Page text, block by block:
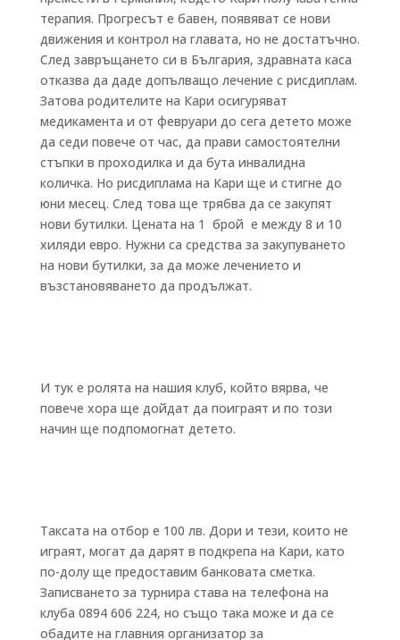
терапия. Прогресът е бавен, появяват се нови
движения и контрол на главата, но не достатъчно.
След завръщането си в България, здравната каса
отказва да даде допълващо лечение с рисдиплам.
Затова родителите на Кари осигуряват
медикамента и от февруари до сега детето може
да седи повече от час, да прави самостоятелни
стъпки в проходилка и да бута инвалидна
количка. Но рисдиплама на Кари ще и стигне до
юни месец. След това ще трябва да се закупят
нови бутилки. Цената на 1 брой е между 8 и 10
хиляди евро. Нужни са средства за закупуването
на нови бутилки, за да може лечението и
възстановяването да продължат.
И тук е ролята на нашия клуб, който вярва, че
повече хора ще дойдат да поиграят и по този
начин ще подпомогнат детето.
Таксата на отбор е 100 лв. Дори и тези, които не
играят, могат да дарят в подкрепа на Кари, като
по-долу ще предоставим банковата сметка.
Записването за турнира става на телефона на
клуба 0894 606 224, но също така може и да се
обадите на главния организатор за